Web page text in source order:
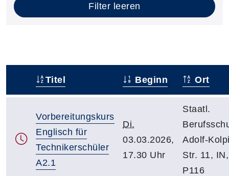
Filter leeren
Titel Beginn Ort
Vorbereitungskurs
Englisch für
Technikerschüler
A2.1
Di.
03.03.2026,
17.30 Uhr
Staatl.
Adolf-
Str. 11,
P116